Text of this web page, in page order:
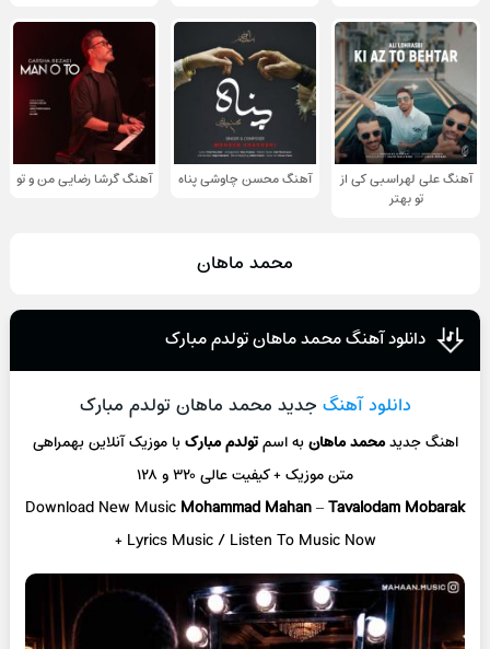
آهنگ علی لهراسبی کی از
تو ‌بهتر
آهنگ محسن چاوشی پناه آهنگ گرشا رضایی من و تو
محمد ماهان
دانلود آهنگ محمد ماهان تولدم مبارک
دانلود آهنگ جدید محمد ماهان تولدم مبارک
اهنگ جدیدمحمد ماهانبه اسمتولدم مبارکبا موزیک آنلاینبهمراهی
متن موزیک + کیفیت عالی ۳۲۰ و ۱۲۸
Download New Music Mohammad Mahan–Tavalodam Mobarak
+ Lyrics Music / Listen To Music Now